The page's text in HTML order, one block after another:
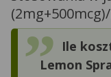
Ile
Lemon